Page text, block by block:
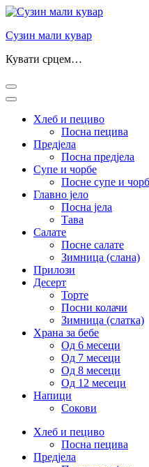
Прескочи
садржаја
Ентер)
Сузин мали кувар
Кувати срцем…
Хлеб и пециво
Посна пецива
Предјела
Посна предјела
Супе и чорбе
Посне супе и
Главно јело
Посна јела
Тава
Салате
Посне салате
Зимница (слана)
Прилози
Десерт
Торте
Посни колачи
Зимница (слатка)
Храна за бебе
Од 6 месеци
Од 7 месеци
Од 8 месеци
Од 12 месеци
Напици
Сокови
Хлеб и пециво
Посна пецива
Предјела